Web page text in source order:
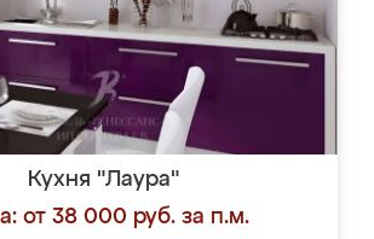
Кухня "Лаура"
от 38 000 руб. за п.м.